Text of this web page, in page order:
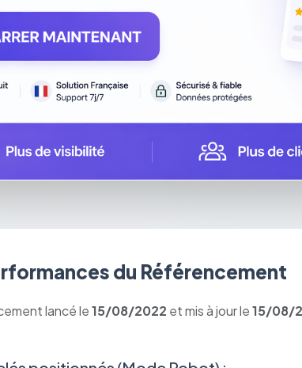
du Référencement
lancé le15/08/2022 et mis à jour le15/08/